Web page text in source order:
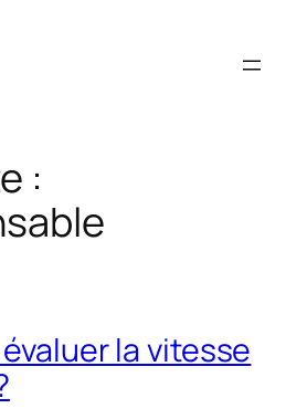
:
la vitesse